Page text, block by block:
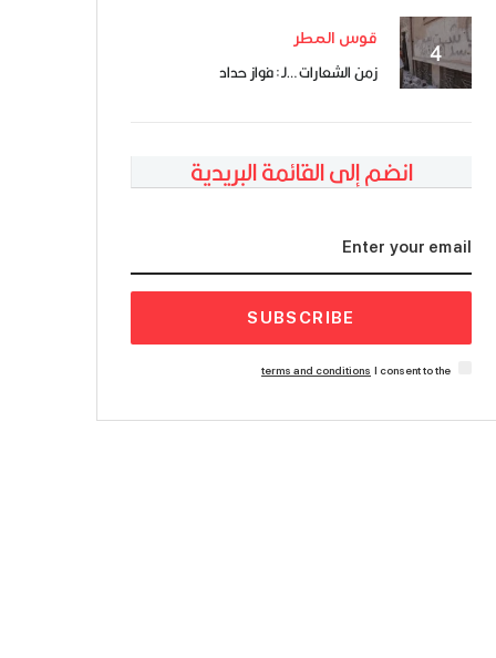
قوس المطر
زمن الشعارات …لـ: فواز حداد
انضم إلى القائمة البريدية
SUBSCRIBE
I consent to the
terms and conditions